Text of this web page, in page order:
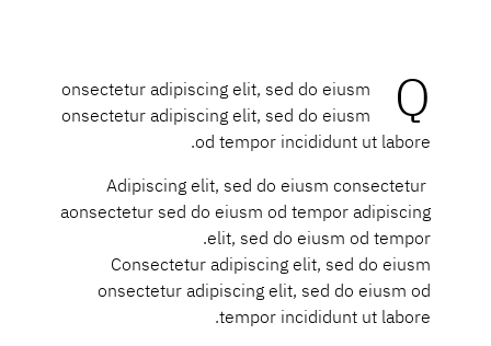
Q
onsectetur adipiscing elit, sed do eiusm
onsectetur adipiscing elit, sed do eiusm
od tempor incididunt ut labore.
Adipiscing elit, sed do eiusm consectetur
aonsectetur sed do eiusm od tempor adipiscing
elit, sed do eiusm od tempor.
Consectetur adipiscing elit, sed do eiusm
onsectetur adipiscing elit, sed do eiusm od
tempor incididunt ut labore.